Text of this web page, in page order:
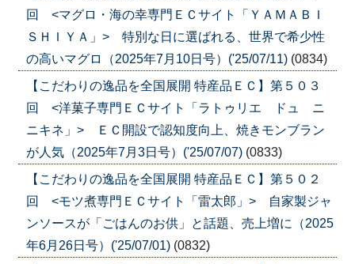
回 <マグロ・海の幸専門ＥＣサイト「ＹＡＭＡＢＩ
ＳＨＩＹＡ」> 特別な日に選ばれる、世界で希少性
の高いマグロ（2025年7月10日号）('25/07/11) (0834)
【こだわりの逸品を全国展開 特産品ＥＣ】第５０３
回 <洋菓子専門ＥＣサイト「ラトゥリエ ドュ ニ
ニキネ」> ＥＣ開設で認知度向上、焼きモンブラン
が人気（2025年7月3日号）('25/07/07) (0833)
【こだわりの逸品を全国展開 特産品ＥＣ】第５０２
回 <モツ煮専門ＥＣサイト「雷太郎」> 自家製ジャ
ンソースが「ごはんのお供」と話題、売上増に（2025
年6月26日号）('25/07/01) (0832)